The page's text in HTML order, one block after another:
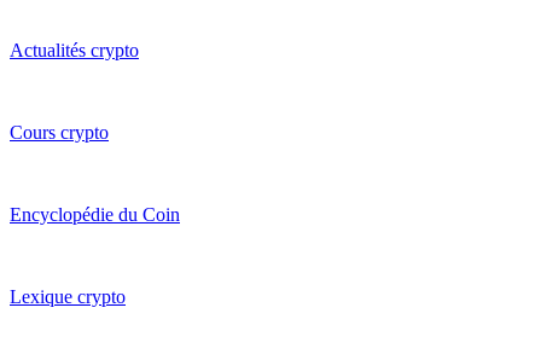
Actualités crypto
Cours crypto
Encyclopédie du Coin
Lexique crypto